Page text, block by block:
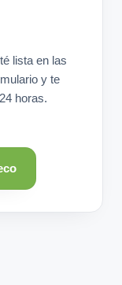
lista en las
y te
horas.